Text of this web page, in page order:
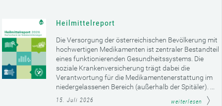
Heilmittelreport
Die Versorgung der österreichischen Bevölkerung mit
hochwertigen Medikamenten ist zentraler Bestandteil
eines funktionierenden Gesundheitssystems. Die
soziale Krankenversicherung trägt dabei die
Verantwortung für die Medikamentenerstattung im
niedergelassenen Bereich (außerhalb der Spitäler). ...
15. Juli 2026 weiterlesen